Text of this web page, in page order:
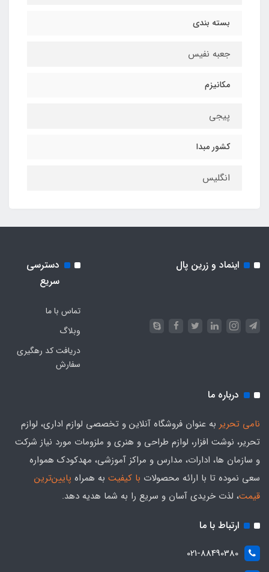
بسته بندی
جعبه نفیس
مکانیزم
پیجی
کشور مبدا
انگلیس
اینماد و زرین پال
دسترسی
سریع
تماس با ما
وبلاگ
دریافت کد رهگیری
سفارش
درباره ما
نامی تحریر به عنوان فروشگاه آنلاین و تخصصی لوازم اداری، لوازم
تحریر، نوشت افزار، لوازم طراحی و هنری و ملزومات مورد نیاز شرکت
و سازمان ها، ادارات، مدارس و مراکز آموزشی، مهدکودک همواره
سعی نموده تا با ارائه محصولات با کیفیت به همراه پایین‌ترین
قیمت، لذت خریدی آسان و سریع را به شما هدیه‌ دهد.
ارتباط با ما
021-88490380